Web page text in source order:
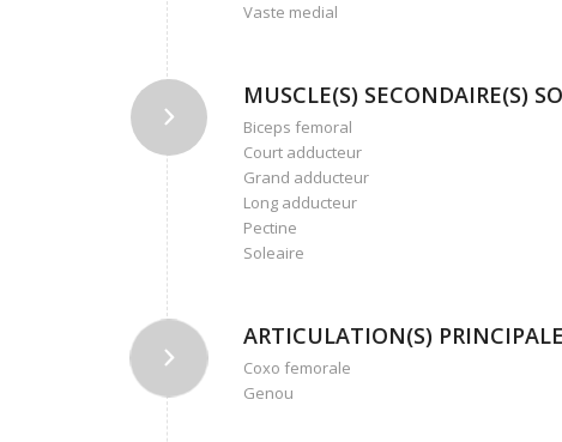
Vaste medial
MUSCLE(S) SECONDAIRE(S)
Biceps femoral
Court adducteur
Grand adducteur
Long adducteur
Pectine
Soleaire
ARTICULATION(S)
Coxo femorale
Genou